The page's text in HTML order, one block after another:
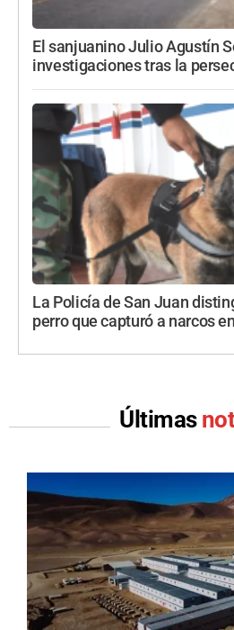
El sanjuanino Julio Agustín
investigaciones tras la
La Policía de San Juan
perro que capturó a narcos
Últimas